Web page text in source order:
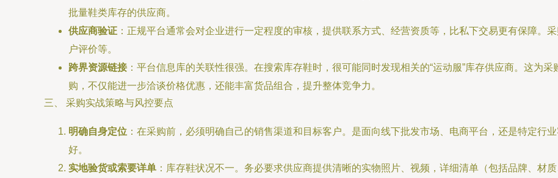
批量鞋类库存的供应商。
供应商验证 ：正规平台通常会对企业进行一定程度的审核，提供联系方式、经营资质等，比私下交易更有保障。
户评价等。
跨界资源链接：平台信息库的关联性很强。在搜索库存鞋时，很可能同时发现相关的“运动服”库存供应商。这为采
购，不仅能进一步洽谈价格优惠，还能丰富货品组合，提升整体竞争力。
三、 采购实战策略与风控要点
明确自身定位 ：在采购前，必须明确自己的销售渠道和目标客户。是面向线下批发市场、电商平台，还是特定行
好。
实地验货或索要详单 ：库存鞋状况不一。务必要求供应商提供清晰的实物照片、视频，详细清单（包括品牌、材